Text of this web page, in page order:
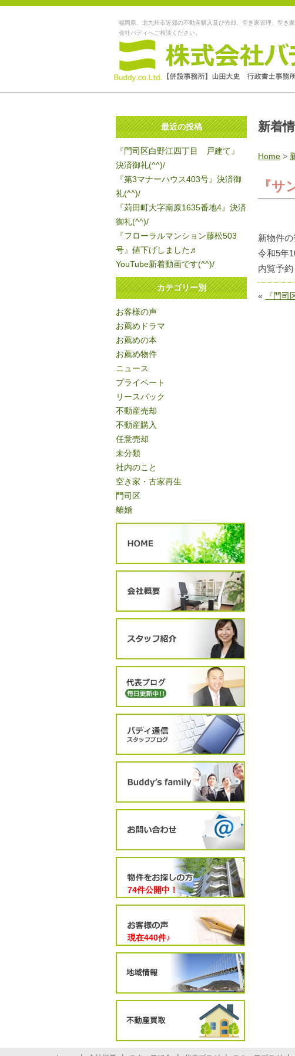
福岡県、北九州市近郊の不動産購入及び売却、空き家管理、空き
会社バディへご相談ください。
新着
Home >
『
新物件
令和5年
内覧予
« 『門
最近の投稿
『門司区白野江四丁目 戸建て』
決済御礼(^^)/
『第3マナーハウス403号』決済御
礼(^^)/
『苅田町大字南原1635番地4』決済
御礼(^^)/
『フローラルマンション藤松503
号』値下げしました♬
YouTube新着動画です(^^)/
カテゴリー別
お客様の声
お薦めドラマ
お薦めの本
お薦め物件
ニュース
プライベート
リースバック
不動産売却
不動産購入
任意売却
未分類
社内のこと
空き家・古家再生
門司区
離婚
74件公開中！
現在440件♪